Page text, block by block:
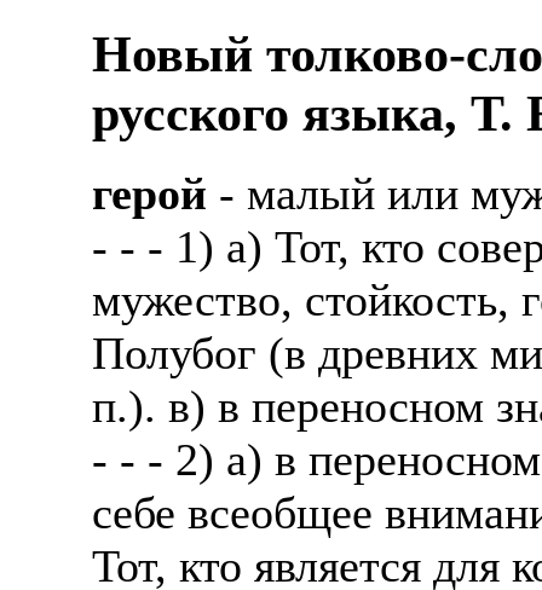
Новый толково-
русского языка,
герой - малый или
- - - 1) а) Тот, кто
мужество, стойкость,
Полубог (в древних
п.). в) в переносном
- - - 2) а) в
себе всеобщее
Тот, кто является для